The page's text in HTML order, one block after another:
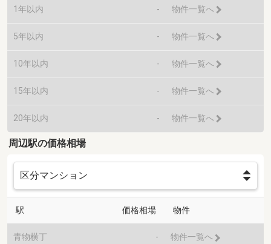
1年以内 - 物件一覧へ
5年以内 - 物件一覧へ
10年以内 - 物件一覧へ
15年以内 - 物件一覧へ
20年以内 - 物件一覧へ
周辺駅の価格相場
駅 価格相場 物件
青物横丁 - 物件一覧へ